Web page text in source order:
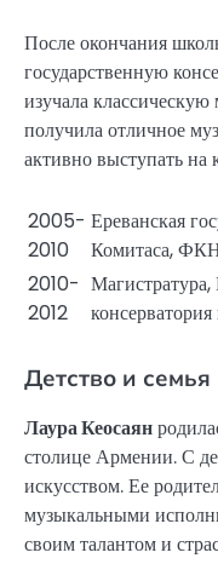
После окончания
государственную
изучала
получила отличное
активно выступать на
2005-
2010
Ереванская
Комитаса,
2010-
2012
Магистратура,
Детство и семья
Лаура Кеосаян
столице Армении. С
искусством. Ее
музыкальными
своим талантом и